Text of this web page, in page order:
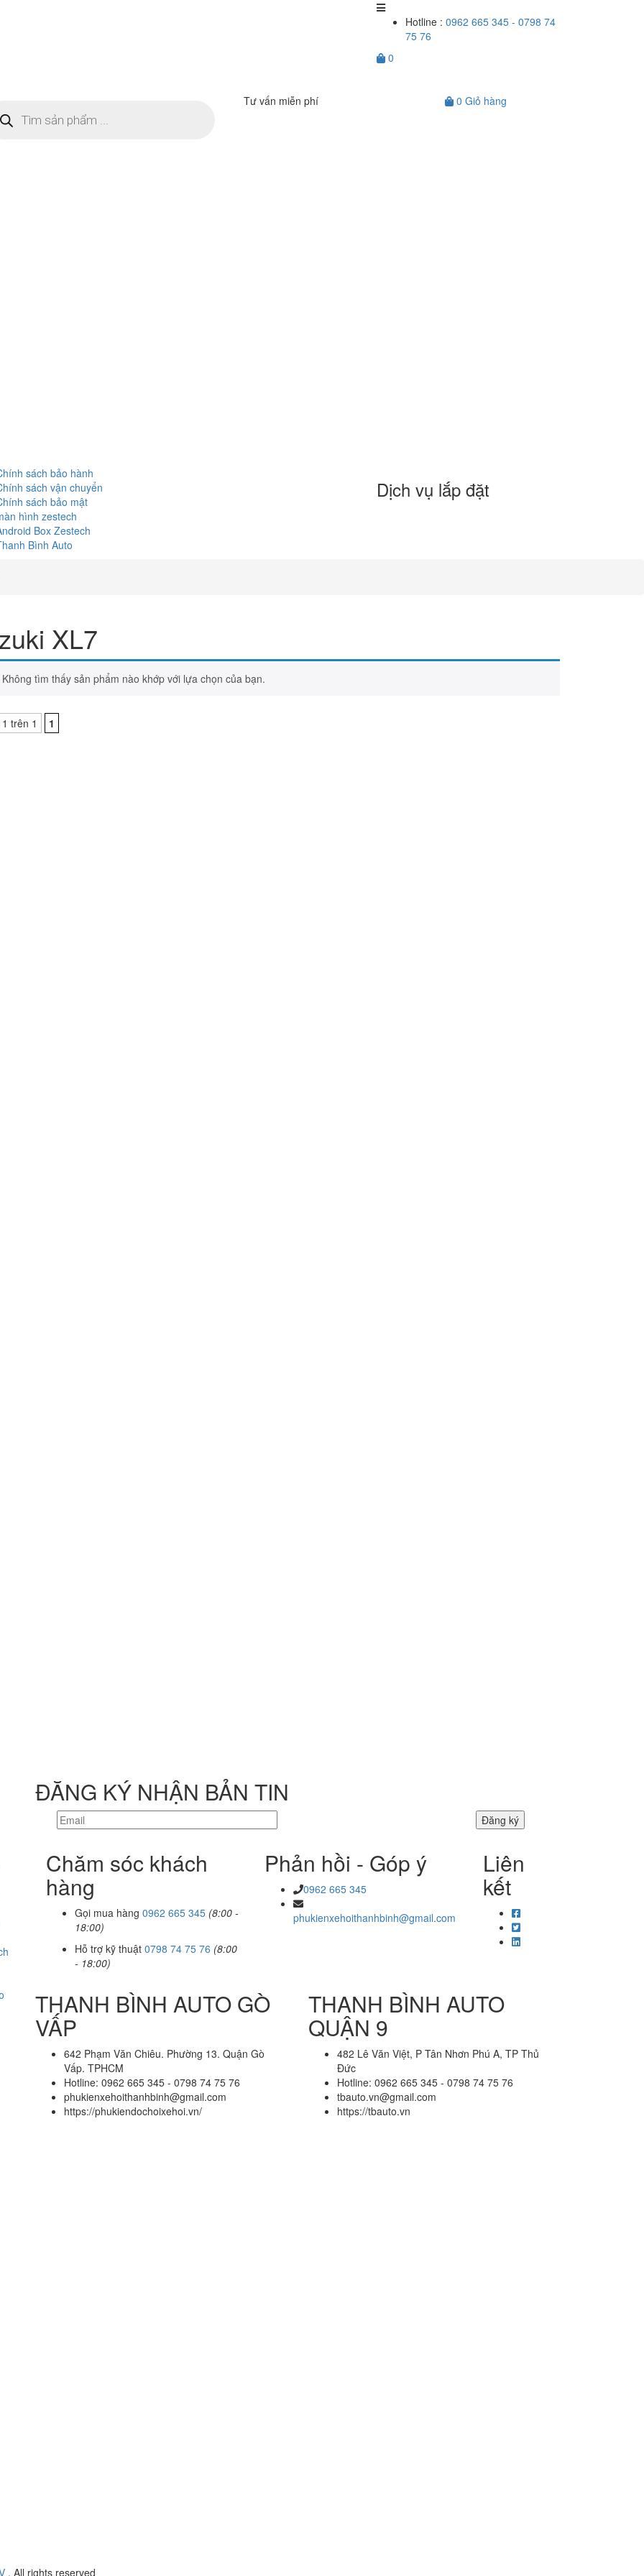
Hotline : 0962 665 345 - 0798 74
75 76
0
Tư vấn miễn phí 0 Giỏ hàng
sách bảo hành
sách vận chuyển
sách bảo mật
hình zestech
Box Zestech
Bình Auto
Dịch vụ lắp đặt
XL7
Không tìm thấy sản phẩm nào khớp với lựa chọn của bạn.
trên 1 1
ĐĂNG KÝ NHẬN BẢN TIN
Chăm sóc khách
hàng
Gọi mua hàng 0962 665 345 (8:00 -
18:00)
Hỗ trợ kỹ thuật 0798 74 75 76 (8:00
- 18:00)
Phản hồi - Góp ý
0962 665 345
phukienxehoithanhbinh@gmail.com
Liên
kết
THANH BÌNH AUTO GÒ
VẤP
642 Phạm Văn Chiêu. Phường 13. Quận Gò
Vấp. TPHCM
Hotline: 0962 665 345 - 0798 74 75 76
phukienxehoithanhbinh@gmail.com
https://phukiendochoixehoi.vn/
THANH BÌNH AUTO
QUẬN 9
482 Lê Văn Việt, P Tân Nhơn Phú A, TP Thủ
Đức
Hotline: 0962 665 345 - 0798 74 75 76
tbauto.vn@gmail.com
https://tbauto.vn
. All rights reserved